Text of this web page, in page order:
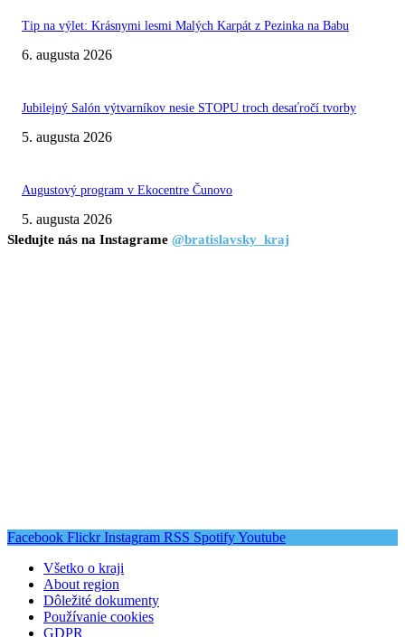
Tip na výlet: Krásnymi lesmi Malých Karpát z Pezinka na Babu
6. augusta 2026
Jubilejný Salón výtvarníkov nesie STOPU troch desaťročí tvorby
5. augusta 2026
Augustový program v Ekocentre Čunovo
5. augusta 2026
Sledujte nás na Instagrame @bratislavsky_kraj
Facebook Flickr Instagram RSS SpotifyYoutube
Všetko o kraji
About region
Dôležité dokumenty
Používanie cookies
GDPR